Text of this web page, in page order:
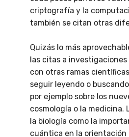
criptografía y la
también se citan otras
Quizás lo más
las citas a
con otras ramas
seguir leyendo o
por ejemplo sobre los
cosmología o la medicina.
la biología como la
cuántica en la